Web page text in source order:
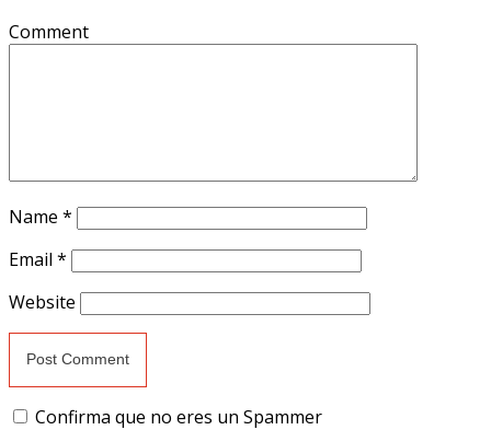
Comment
Name *
Email *
Website
Confirma que no eres un Spammer